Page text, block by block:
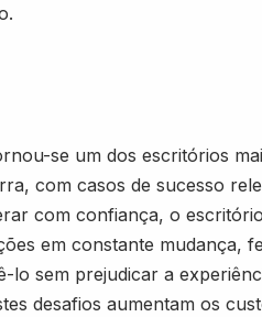
se um dos escritórios
com casos de sucesso
com confiança, o
em constante mudança,
lo sem prejudicar a
desafios aumentam os